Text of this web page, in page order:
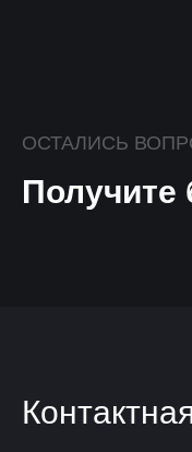
ОСТАЛИСЬ
Получите